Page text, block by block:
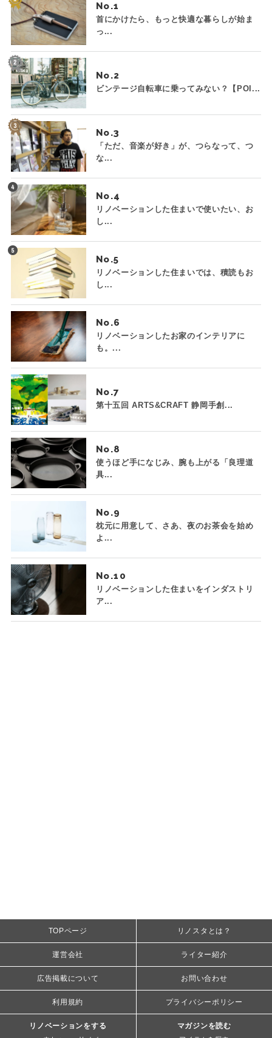
No.
首にかけたら、もっと快適な暮らしが始ま
っ...
No.
ビンテージ自転車に乗ってみない？【POI...
No.
「ただ、音楽が好き」が、つらなって、つ
な...
No.
リノベーションした住まいで使いたい、お
し...
No.
リノベーションした住まいでは、積読もお
し...
No.
リノベーションしたお家のインテリアに
も。...
No.
第十五回 ARTS&CRAFT 静岡手創...
No.
使うほど手になじみ、腕も上がる「良理道
具...
No.
枕元に用意して、さあ、夜のお茶会を始め
よ...
No.
リノベーションした住まいをインダストリ
ア...
TOPページ リノスタとは？
運営会社 ライター紹介
広告掲載について お問い合わせ
利用規約 プライバシーポリシー
リノベーションをする マガジンを読む